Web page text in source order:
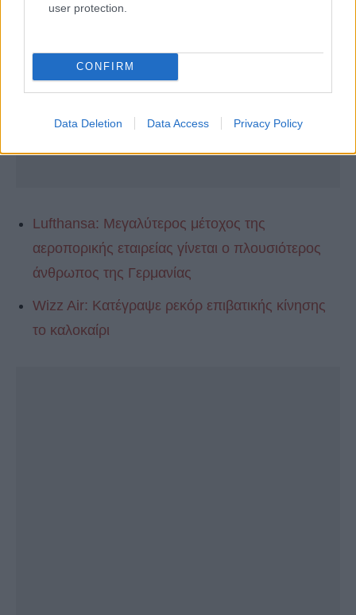
user protection.
CONFIRM
Data Deletion Data Access Privacy Policy
Lufthansa: Μεγαλύτερος μέτοχος της
αεροπορικής εταιρείας γίνεται ο πλουσιότερος
άνθρωπος της Γερμανίας
Wizz Air: Κατέγραψε ρεκόρ επιβατικής κίνησης
το καλοκαίρι